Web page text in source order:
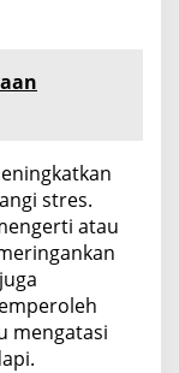
stres.
atau
mengatasi